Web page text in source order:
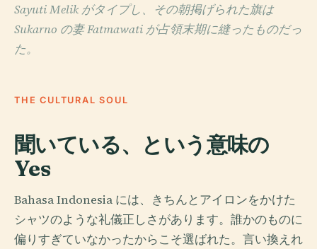
Sayuti Melik がタイプし、その朝掲げられた旗は
Sukarno の妻 Fatmawati が占領末期に縫ったものだっ
た。
THE CULTURAL SOUL
聞いている、という意味の
Yes
Bahasa Indonesia には、きちんとアイロンをかけた
シャツのような礼儀正しさがあります。誰かのものに
偏りすぎていなかったからこそ選ばれた。言い換えれ